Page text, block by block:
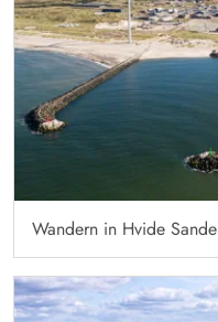
Wandern in Hvide Sande